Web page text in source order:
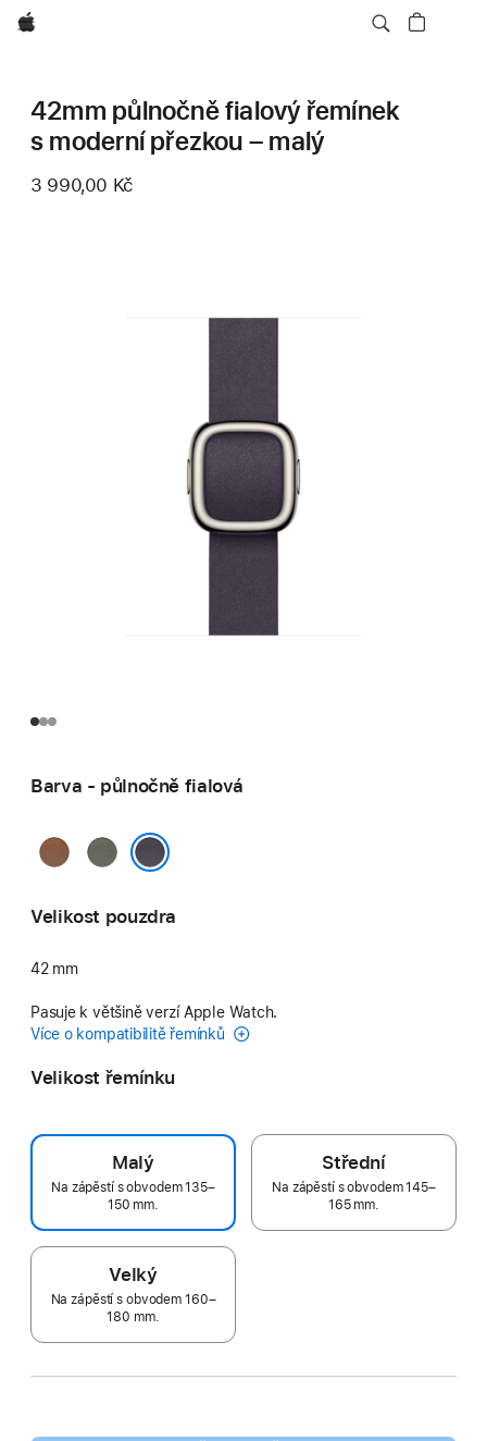
Apple
42mm půlnočně fialový řemínek
s moderní přezkou – malý
3 990,00 Kč
Barva - půlnočně fialová
karamelová
šalvějově
Velikost pouzdra
42 mm
Pasuje k většině verzí Apple Watch.
Více o kompatibilitě řemínků
Velikost řemínku
Malý
Na zápěstí s obvodem 135–
150 mm.
Střední
Na zápěstí s obvodem 145–
165 mm.
Velký
Na zápěstí s obvodem 160–
180 mm.